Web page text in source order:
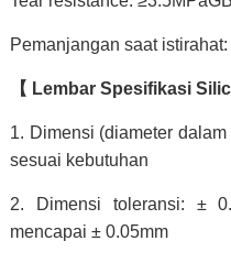
Pemanjangan saat
【 Lembar Spesifikasi
1. Dimensi (diameter
sesuai kebutuhan
2. Dimensi toleransi: ±
mencapai ± 0.05mm